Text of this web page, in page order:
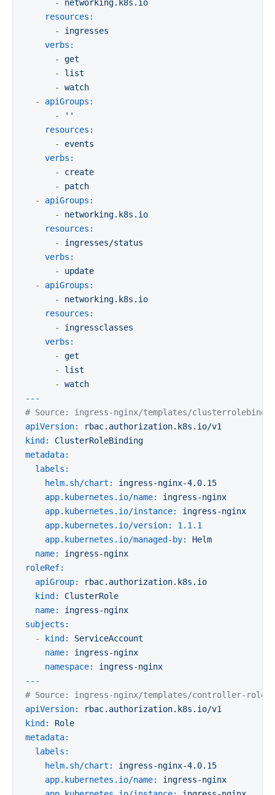
-
networking.k8s.io
resources:
-
ingresses
verbs:
-
get
-
list
-
watch
-
apiGroups:
-
''
resources:
-
events
verbs:
-
create
-
patch
-
apiGroups:
-
networking.k8s.io
resources:
-
ingresses/status
verbs:
-
update
-
apiGroups:
-
networking.k8s.io
resources:
-
ingressclasses
verbs:
-
get
-
list
-
watch
---
# Source: ingress-nginx/templates/
apiVersion:
rbac.authorization.k8s.io/v1
kind:
ClusterRoleBinding
metadata:
labels:
helm.sh/chart:
ingress-nginx-4.0.15
app.kubernetes.io/name:
ingress-nginx
app.kubernetes.io/instance:
ingress-nginx
app.kubernetes.io/version:
1.1 .1
app.kubernetes.io/managed-by:
Helm
name:
ingress-nginx
roleRef:
apiGroup:
rbac.authorization.k8s.io
kind:
ClusterRole
name:
ingress-nginx
subjects:
-
kind:
ServiceAccount
name:
ingress-nginx
namespace:
ingress-nginx
---
# Source: ingress-nginx/templates/controller-
apiVersion:
rbac.authorization.k8s.io/v1
kind:
Role
metadata:
labels:
helm.sh/chart:
ingress-nginx-4.0.15
app.kubernetes.io/name:
ingress-nginx